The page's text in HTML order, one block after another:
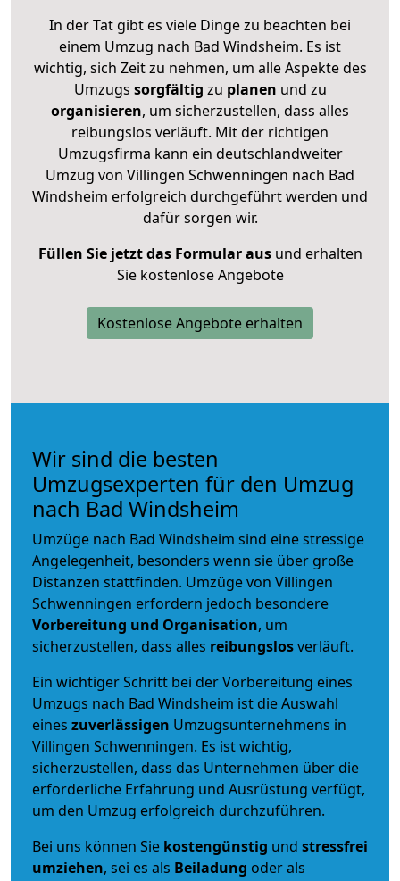
In der Tat gibt es viele Dinge zu beachten bei
einem Umzug nach Bad Windsheim. Es ist
wichtig, sich Zeit zu nehmen, um alle Aspekte des
Umzugs sorgfältig zu planen und zu
organisieren, um sicherzustellen, dass alles
reibungslos verläuft. Mit der richtigen
Umzugsfirma kann ein deutschlandweiter
Umzug von Villingen Schwenningen nach Bad
Windsheim erfolgreich durchgeführt werden und
dafür sorgen wir.
Füllen Sie jetzt das Formular ausund erhalten
Sie kostenlose Angebote
Kostenlose Angebote erhalten
Wir sind die besten
Umzugsexperten für den Umzug
nach Bad Windsheim
Umzüge nach Bad Windsheim sind eine stressige
Angelegenheit, besonders wenn sie über große
Distanzen stattfinden. Umzüge von Villingen
Schwenningen erfordern jedoch besondere
Vorbereitung und Organisation, um
sicherzustellen, dass alles reibungslosverläuft.
Ein wichtiger Schritt bei der Vorbereitung eines
Umzugs nach Bad Windsheim ist die Auswahl
eines zuverlässigen Umzugsunternehmens in
Villingen Schwenningen. Es ist wichtig,
sicherzustellen, dass das Unternehmen über die
erforderliche Erfahrung und Ausrüstung verfügt,
um den Umzug erfolgreich durchzuführen.
Bei uns können Sie kostengünstig und stressfrei
umziehen, sei es als Beiladung oder als